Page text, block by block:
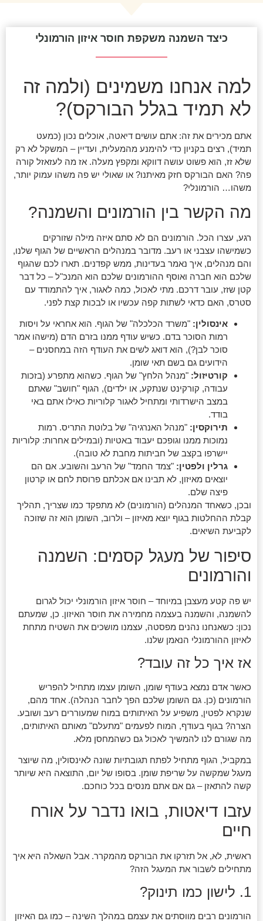
כיצד השמנה משקפת חוסר איזון הורמונלי
למה אנחנו משמינים (ולמה זה
לא תמיד בגלל הבורקס)?
אתם מכירים את זה: אתם עושים דיאטה, אוכלים נכון (כמעט
תמיד), רצים בקניון כדי להימנע מהמעלית, ועדיין – המשקל לא רק
שלא זז, הוא פשוט עושה דווקא ומקפץ מעלה. אז מה לעזאזל קורה
פה? האם הבורקס חזק מאיתנו? או שאולי יש פה משהו עמוק יותר,
משהו… הורמונלי?
מה הקשר בין הורמונים והשמנה?
רגע, עצרו הכל. הורמונים הם לא סתם איזה מילה שזורקים
כשמישהו עצבני או רעב. מדובר במנהלים הראשיים של הגוף שלנו,
והם מנהלים, איך נאמר בעדינות, ממש קפדנים. תארו לכם שהגוף
שלכם הוא חברה ואוסף ההורמונים שלכם הוא המנכ"ל – כל דבר
קטן שזז, עובר דרכם. מתי לאכול, כמה לאגור, איך להתמודד עם
סטרס, האם כדאי לשתות קפה עכשיו או לבכות קצת לפני.
אינסולין: "משרד הכלכלה" של הגוף. הוא אחראי על ויסות
רמות הסוכר בדם. כשיש עודף ממנו בזרם הדם (מישהו אמר
סוכר לבן?), הוא דואג לשים את העודף הזה במחסנים –
הידועים גם בשם תאי שומן.
קורטיזול: "מנהל הלחץ" של הגוף. כשהוא מתפרע (בזכות
עבודה, קורקינט שנתקע, או ילדים), הגוף "חושב" שאתם
במצב הישרדותי ומתחיל לאגור קלוריות כאילו אתם באי
בודד.
תירוקסין: "מנהל האנרגיה" של בלוטת התריס. רמות
נמוכות ממנו וגופכם יעבוד באטיות (ובמילים אחרות: קלוריות
יישרפו בקצב של חביתות מחבת לא טובה).
גרלין ולפטין: "צמד החמד" של הרעב והשובע. אם הם
יוצאים מאיזון, לא תבינו אם אכלתם פרוסת לחם או קרטון
פיצה שלם.
ובכן, כשאחד המנהלים (הורמונים) לא מתפקד כמו שצריך, תהליך
קבלת ההחלטות בגוף יוצא מאיזון – ולרוב, השומן הוא זה שזוכה
לקביעת השיאים.
סיפור של מעגל קסמים: השמנה
והורמונים
יש פה קטע מעצבן במיוחד – חוסר איזון הורמונלי יכול לגרום
להשמנה, והשמנה בעצמה מחמירה את חוסר האיזון. כן, שמעתם
נכון: כשאנחנו נהנים מפסטה, עצמנו מושכים את השטיח מתחת
לאיזון ההורמונלי הנאמן שלנו.
אז איך כל זה עובד?
כאשר אדם נמצא בעודף שומן, השומן עצמו מתחיל להפריש
הורמונים (כן. גם השומן שלכם הפך לחבר הנהלה). אחד מהם,
שנקרא לפטין, משפיע על האיתותים במוח שמעוררים רעב ושובע.
הצרה? בגוף בעודף, המוח לפעמים "מתעלם" מאותם האיתותים,
מה שגורם לנו להמשיך לאכול גם כשהמחסן מלא.
במקביל, הגוף מתחיל לפתח תגובתיות שונה לאינסולין, מה שיוצר
מעגל שמקשה על שריפת שומן. בסופו של יום, התוצאה היא שיותר
קשה להתאזן – גם אם אתם מנסים בכל כוחכם.
עזבו דיאטות, בואו נדבר על אורח
חיים
ראשית, לא, אל תזרקו את הבורקס מהמקרר. אבל השאלה היא איך
מתחילים לשבור את המעגל הזה?
1. לישון כמו תינוק?
הורמונים רבים מווסתים את עצמם במהלך השינה – כמו גם האיזון